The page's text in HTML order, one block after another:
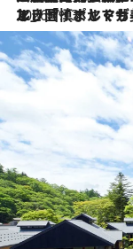
2026.7.13
エッセイ・ヤマザキマリ「慎ましくも美しき国 ポルトガル」